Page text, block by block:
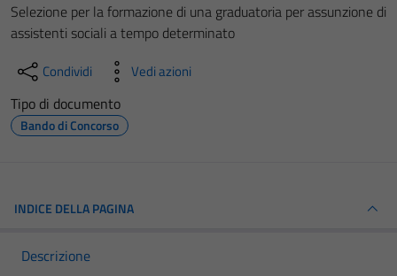
Selezione per la formazione di una graduatoria per assunzione di
assistenti sociali a tempo determinato
Condividi Vedi azioni
Tipo di documento
Bando di Concorso
INDICE DELLA PAGINA
Descrizione